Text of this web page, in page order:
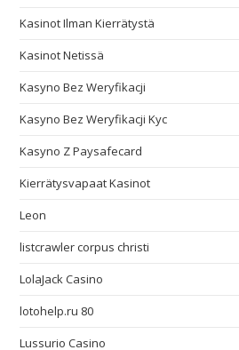
Kasinot Ilman Kierrätystä
Kasinot Netissä
Kasyno Bez Weryfikacji
Kasyno Bez Weryfikacji Kyc
Kasyno Z Paysafecard
Kierrätysvapaat Kasinot
Leon
listcrawler corpus christi
LolaJack Casino
lotohelp.ru 80
Lussurio Casino